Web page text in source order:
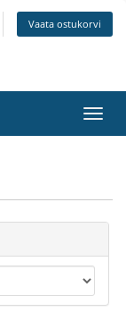
Vaata ostukorvi